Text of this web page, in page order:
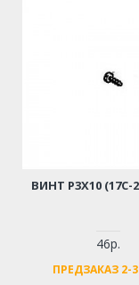
ВИНТ Р3Х10 (17С-
46р.
ПРЕДЗАКАЗ 2-